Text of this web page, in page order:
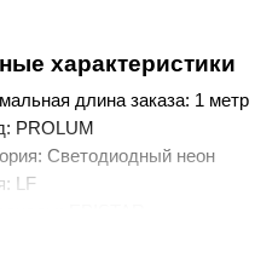
характеристики
длина заказа: 1 метр
PROLUM
Светодиодный неон
LF